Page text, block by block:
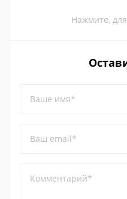
Нажмите,
Ваше имя*
Ваш email*
Комментарий*